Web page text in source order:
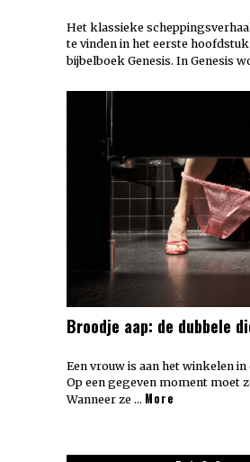
Het klassieke
te vinden in het eerste
bijbelboek Genesis. In Genesis
Broodje aap: de dubbele
Een vrouw is aan het winkelen in
Op een gegeven moment moet
Wanneer ze … More